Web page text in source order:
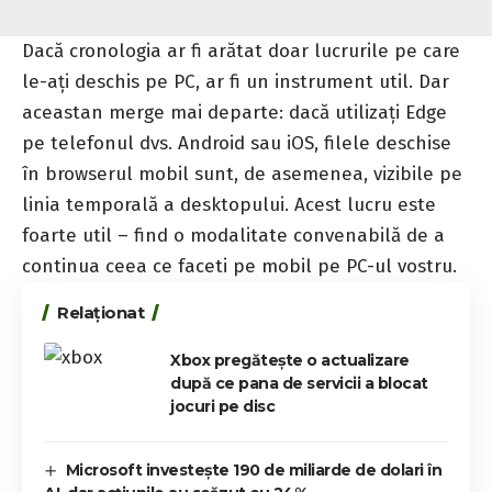
Dacă cronologia ar fi arătat doar lucrurile pe care
le-ați deschis pe PC, ar fi un instrument util. Dar
aceastan merge mai departe: dacă utilizați Edge
pe telefonul dvs. Android sau iOS, filele deschise
în browserul mobil sunt, de asemenea, vizibile pe
linia temporală a desktopului. Acest lucru este
foarte util – find o modalitate convenabilă de a
continua ceea ce faceti pe mobil pe PC-ul vostru.
Relaționat
Xbox pregătește o actualizare
după ce pana de servicii a blocat
jocuri pe disc
Microsoft investește 190 de miliarde de dolari în